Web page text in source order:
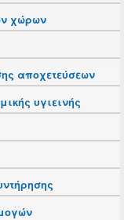
χώρων
αποχετεύσεων
υγιεινής